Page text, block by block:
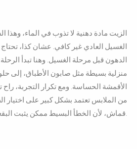
الزيت مادة دهنية لا تذوب في الماء، وهذا
الغسيل العادي غير كافي. عشان كذا،
الدهون قبل مرحلة الغسيل. وهنا تبدأ
منزلية بسيطة مثل صابون الأطباق، إلى
الأقمشة الحساسة. ومع تكرار التجربة، راح
من الملابس تعتمد بشكل كبير على اختيار
قماش، لأن الخطأ البسيط ممكن يثبت البقعة بدل ما يزيلها.